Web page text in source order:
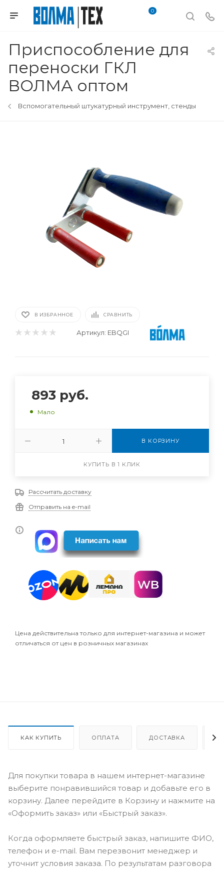
0
Приспособление для
переноски ГКЛ
ВОЛМА оптом
Вспомогательный штукатурный инструмент, стенды
В ИЗБРАННОЕ СРАВНИТЬ
Артикул: EBQGI
893 руб.
Мало
В КОРЗИНУ
КУПИТЬ В 1 КЛИК
Рассчитать доставку
Отправить на e-mail
Цена действительна только для интернет-магазина и может
отличаться от цен в розничных магазинах
КАК КУПИТЬ ОПЛАТА ДОСТАВКА
Для покупки товара в нашем интернет-магазине
выберите понравившийся товар и добавьте его в
корзину. Далее перейдите в Корзину и нажмите на
«Оформить заказ» или «Быстрый заказ».
Когда оформляете быстрый заказ, напишите ФИО,
телефон и e-mail. Вам перезвонит менеджер и
уточнит условия заказа. По результатам разговора